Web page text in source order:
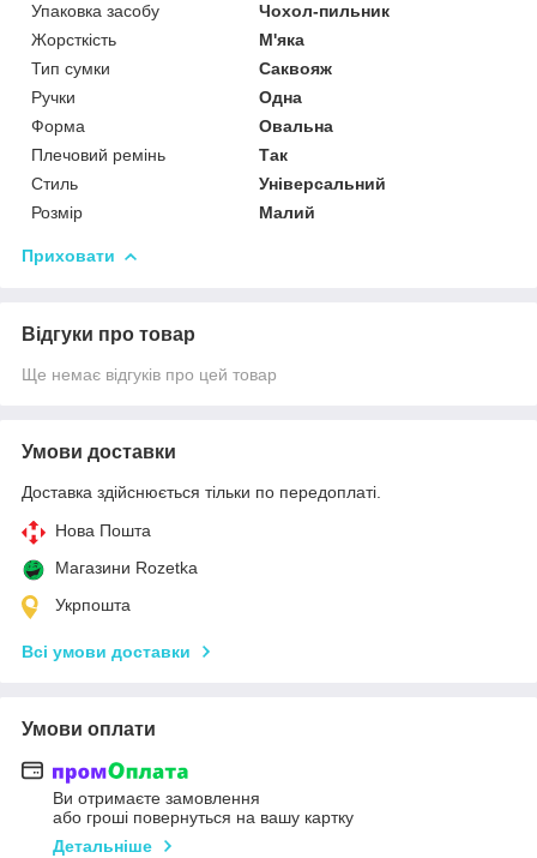
Упаковка засобу
Чохол-пильник
Жорсткість
М'яка
Тип сумки
Саквояж
Ручки
Одна
Форма
Овальна
Плечовий ремінь
Так
Стиль
Універсальний
Розмір
Малий
Приховати
Відгуки про товар
Ще немає відгуків про цей товар
Умови доставки
Доставка здійснюється тільки по передоплаті.
Нова Пошта
Магазини Rozetka
Укрпошта
Всі умови доставки
Умови оплати
Ви отримаєте замовлення
або гроші повернуться на вашу картку
Детальніше